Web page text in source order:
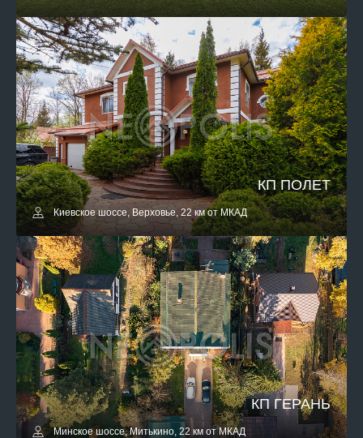
КП ПОЛЕТ
Киевское шоссе, Верховье, 22 км от МКАД
КП ГЕРАНЬ
Минское шоссе, Митькино, 22 км от МКАД